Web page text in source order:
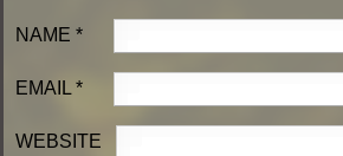
NAME *
EMAIL *
WEBSITE